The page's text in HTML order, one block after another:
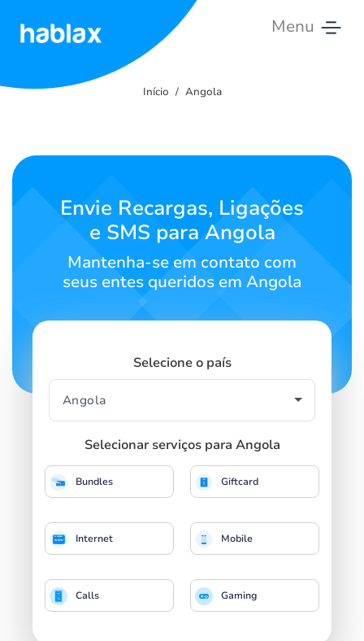
Menu
Contate-
Português
SIGN IN
Início Angola
Envie Recargas, Ligações
e SMS para Angola
Mantenha-se em contato com
seus entes queridos em Angola
Selecione o país
Selecionar serviços para Angola
Bundles Giftcard
Internet Mobile
Calls Gaming